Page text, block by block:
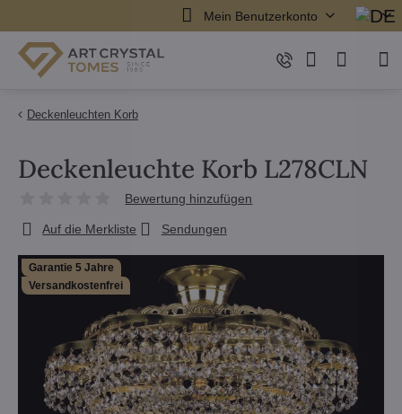
Mein Benutzerkonto
Deckenleuchten Korb
Garantie 5 Jahre
Versandkostenfrei
Deckenleuchte Korb L278CLN
Bewertung hinzufügen
Auf die Merkliste Sendungen